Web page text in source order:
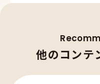
他のコンテ